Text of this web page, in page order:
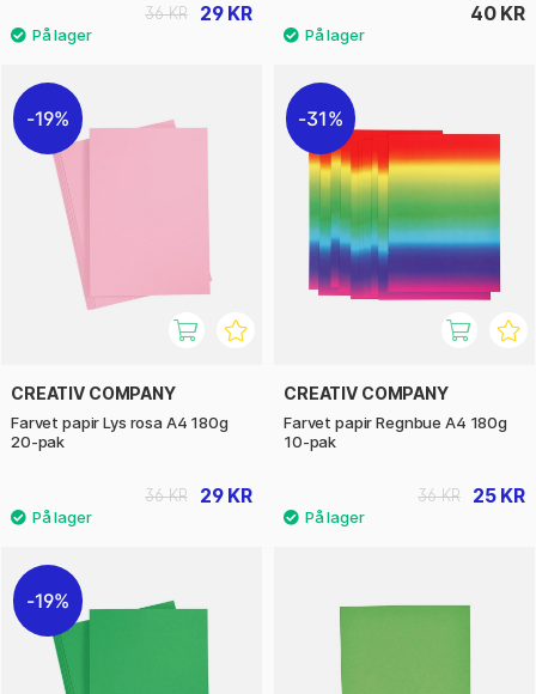
29 KR
36 KR 40 KR
19%
CREATIV COMPANY
Farvet papir Lys rosa A4 180g
20-pak
29 KR
36 KR
31%
CREATIV COMPANY
Farvet papir Regnbue A4 180g
10-pak
25 KR
36 KR
19%